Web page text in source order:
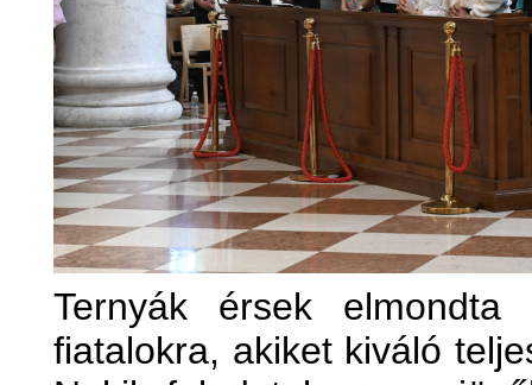
Ternyák érsek
fiatalokra, akiket kiváló